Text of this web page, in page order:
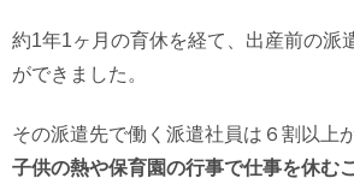
約1年1ヶ月の育休を経て、出産前の派
ができました。
その派遣先で働く派遣社員は６割以上
子供の熱や保育園の行事で仕事を休む